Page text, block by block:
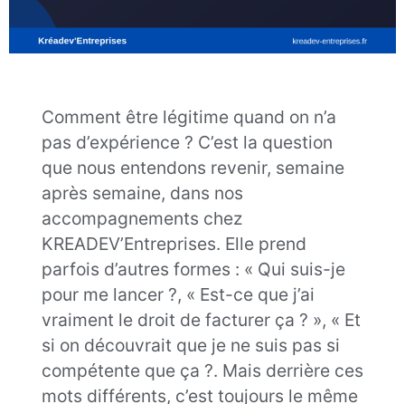
Comment être légitime quand on n’a
pas d’expérience ? C’est la question
que nous entendons revenir, semaine
après semaine, dans nos
accompagnements chez
KREADEV’Entreprises. Elle prend
parfois d’autres formes : « Qui suis-je
pour me lancer ?, « Est-ce que j’ai
vraiment le droit de facturer ça ? », « Et
si on découvrait que je ne suis pas si
compétente que ça ?. Mais derrière ces
mots différents, c’est toujours le même